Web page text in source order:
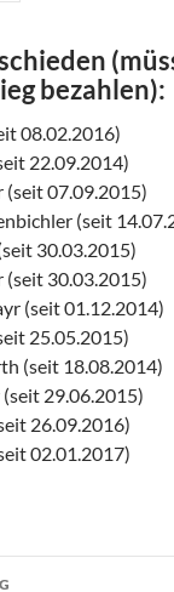
bezahlen):
08.02.2016)
22.09.2014)
07.09.2015)
(seit
30.03.2015)
30.03.2015)
(seit 01.12.2014)
25.05.2015)
(seit 18.08.2014)
29.06.2015)
26.09.2016)
02.01.2017)